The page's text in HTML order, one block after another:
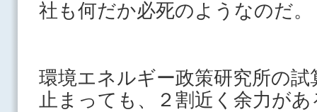
社も何だか必死のようなのだ。
環境エネルギー政策研究所の
止まっても、２割近く余力が